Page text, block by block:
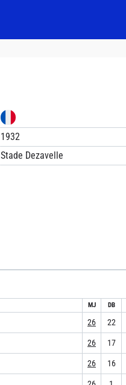
1932
Stade Dezavelle
MJ DB
26 22
26 17
26 16